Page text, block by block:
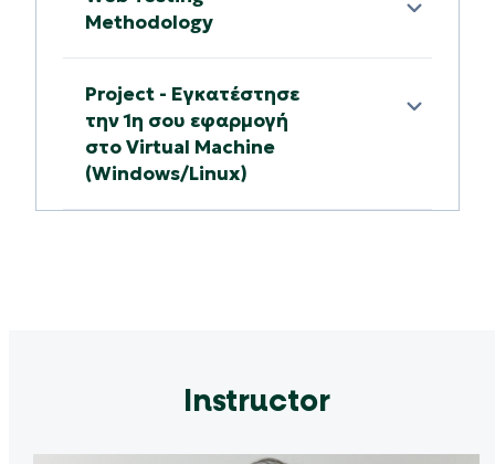
Methodology
Project - Εγκατέστησε
την 1η σου εφαρμογή
στο Virtual Machine
(Windows/Linux)
Instructor